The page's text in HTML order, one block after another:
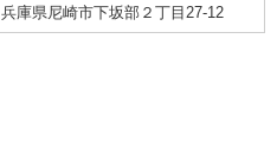
兵庫県尼崎市下坂部２丁目27-12